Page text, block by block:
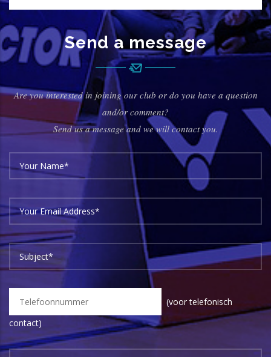
Send a message
Are you interested in joining our club or do you have a question
and/or comment?
Send us a message and we will contact you.
(voor telefonisch
contact)